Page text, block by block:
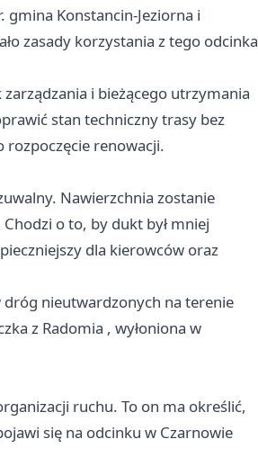
Konstancin-Jeziorna i
zasady korzystania z tego odcinka
i bieżącego utrzymania
stan techniczny trasy bez
rozpoczęcie renowacji.
Nawierzchnia zostanie
o to, by dukt był mniej
dla kierowców oraz
nieutwardzonych na terenie
z Radomia , wyłoniona w
ruchu. To on ma określić,
się na odcinku w Czarnowie